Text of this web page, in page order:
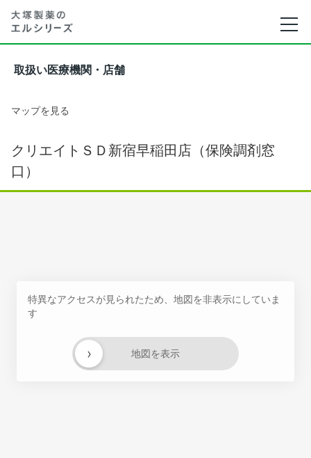
取扱い医療機関・店舗
マップを見る
クリエイトＳＤ新宿早稲田店（保険調剤窓
口）
特異なアクセスが見られたため、地図を非表示にしていま
す
地図を表示
›